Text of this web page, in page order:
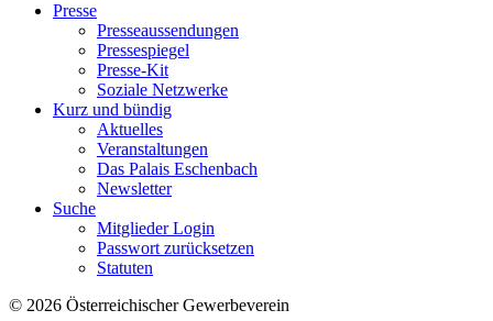
Presse
Presseaussendungen
Pressespiegel
Presse-Kit
Soziale Netzwerke
Kurz und bündig
Aktuelles
Veranstaltungen
Das Palais Eschenbach
Newsletter
Suche
Mitglieder Login
Passwort zurücksetzen
Statuten
© 2026 Österreichischer Gewerbeverein